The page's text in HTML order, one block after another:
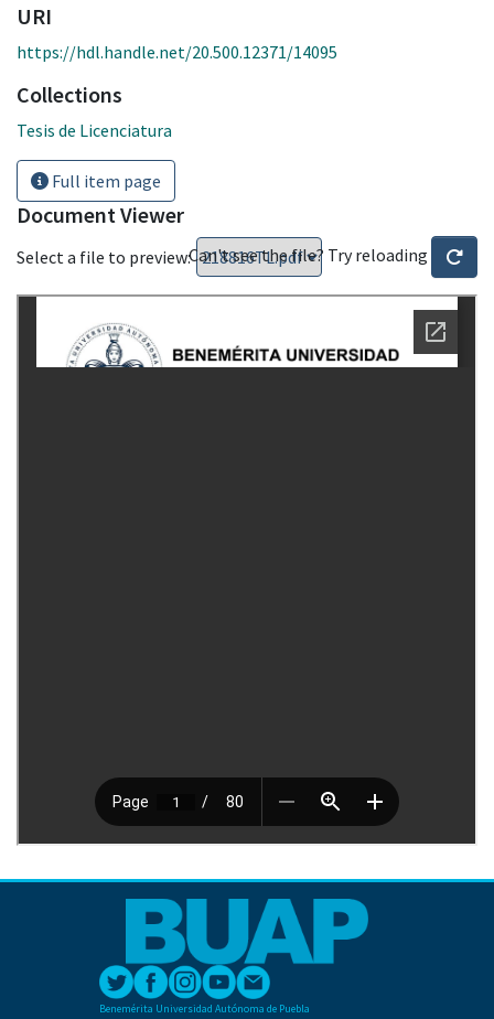
URI
https://hdl.handle.net/20.500.12371/14095
Collections
Tesis de Licenciatura
Full item page
Document Viewer
Select a file to preview:Can't see the file? Try reloading
Benemérita Universidad Autónoma de Puebla